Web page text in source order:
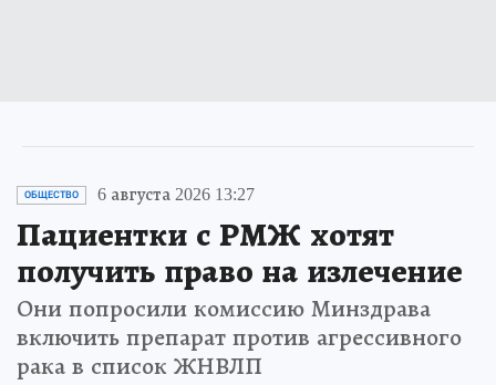
ОБЩЕСТВО 6 августа 2026 13:27
Пациентки с РМЖ хотят
получить право на излечение
Они попросили комиссию Минздрава
включить препарат против агрессивного
рака в список ЖНВЛП